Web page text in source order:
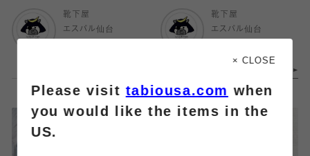
靴下屋
エスパル仙台
靴下屋
エスパル仙台
× CLOSE
Please visittabiousa.com when
you would like the items in the
US.